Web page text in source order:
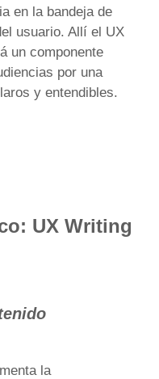
en la bandeja de
usuario. Allí el UX
un componente
por una
y entendibles.
UX Writing
la